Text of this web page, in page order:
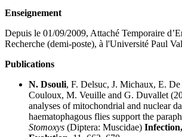
Enseignement
Depuis le 01/09/2009, Attaché Temporaire
Recherche (demi-poste), à l'Université Paul
Publications
N. Dsouli, F. Delsuc, J. Michaux, E.
Couloux, M. Veuille and G. Duvallet
analyses of mitochondrial and nuclear
haematophagous flies support the
Stomoxys (Diptera: Muscidae)